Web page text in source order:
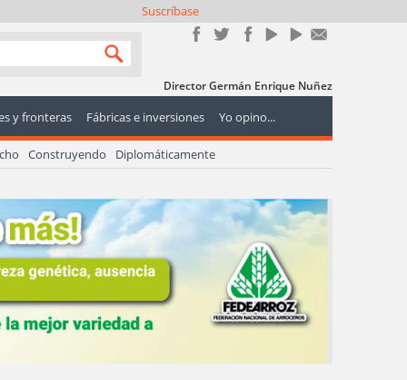
Suscríbase
Director Germán Enrique Nuñez
y fronteras Fábricas e inversiones Yo opino...
Construyendo Diplomáticamente